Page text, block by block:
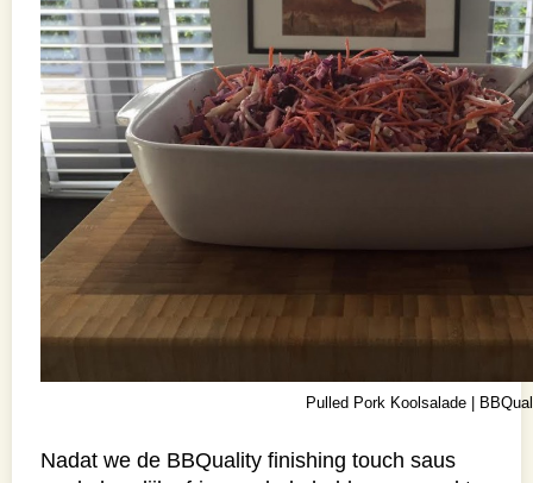
Pulled Pork Koolsalade |
Nadat we de BBQuality finishing touch saus